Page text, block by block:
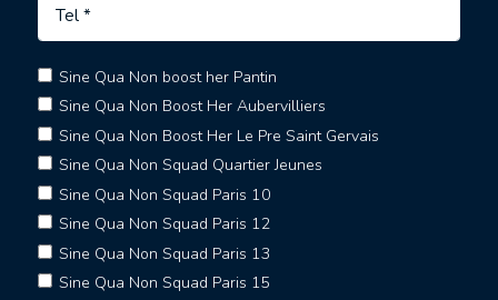
Sine Qua Non boost her Pantin
Sine Qua Non Boost Her Aubervilliers
Sine Qua Non Boost Her Le Pre Saint Gervais
Sine Qua Non Squad Quartier Jeunes
Sine Qua Non Squad Paris 10
Sine Qua Non Squad Paris 12
Sine Qua Non Squad Paris 13
Sine Qua Non Squad Paris 15